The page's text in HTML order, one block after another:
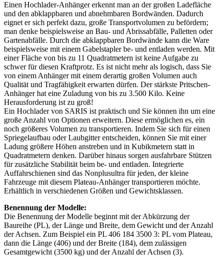
Einen Hochlader-Anhänger erkennt man an der großen Ladefläche
und den abklappbaren und abnehmbaren Bordwänden. Dadurch
eignet er sich perfekt dazu, große Transportvolumen zu befördern;
man denke beispielsweise an Bau- und Abrissabfälle, Palletten oder
Gartenabfälle. Durch die abklappbaren Bordwände kann die Ware
beispielsweise mit einem Gabelstapler be- und entladen werden. Mit
einer Fläche von bis zu 11 Quadratmetern ist keine Aufgabe zu
schwer für diesen Kraftprotz. Es ist nicht mehr als logisch, dass Sie
von einem Anhänger mit einem derartig großen Volumen auch
Qualität und Tragfähigkeit erwarten dürfen. Der stärkste Pritschen-
Anhänger hat eine Zuladung von bis zu 3.500 Kilo. Keine
Herausforderung ist zu groß!
Ein Hochlader von SARIS ist praktisch und Sie können ihn um eine
große Anzahl von Optionen erweitern. Diese ermöglichen es, ein
noch größeres Volumen zu transportieren. Indem Sie sich für einen
Spriegelaufbau oder Laubgitter entscheiden, können Sie mit einer
Ladung größere Höhen anstreben und in Kubikmetern statt in
Quadratmetern denken. Darüber hinaus sorgen ausfahrbare Stützen
für zusätzliche Stabilität beim be- und entladen. Integrierte
Auffahrschienen sind das Nonplusultra für jeden, der kleine
Fahrzeuge mit diesem Plateau-Anhänger transportieren möchte.
Erhältlich in verschiedenen Größen und Gewichtsklassen.
Benennung der Modelle:
Die Benennung der Modelle beginnt mit der Abkürzung der
Baureihe (PL), der Länge und Breite, dem Gewicht und der Anzahl
der Achsen. Zum Beispiel ein PL 406 184 3500 3: PL vom Plateau,
dann die Länge (406) und der Breite (184), dem zulässigen
Gesamtgewicht (3500 kg) und der Anzahl der Achsen (3).